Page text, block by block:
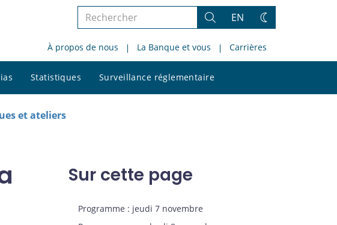
Rechercher
le
site
Rechercher
EN
Changez
thème
À propos de nous La Banque et vous Carrières
Statistiques Surveillance réglementaire
le
et ateliers
Sur cette page
Programme : jeudi 7 novembre